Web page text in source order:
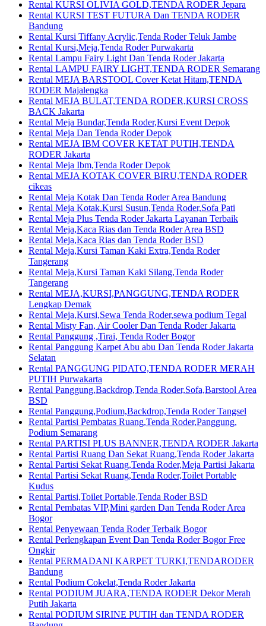
Rental KURSI OLIVIA GOLD,TENDA RODER Jepara
Rental KURSI TEST FUTURA Dan TENDA RODER
Bandung
Rental Kursi Tiffany Acrylic,Tenda Roder Teluk Jambe
Rental Kursi,Meja,Tenda Roder Purwakarta
Rental Lampu Fairy Light Dan Tenda Roder Jakarta
Rental LAMPU FAIRY LIGHT,TENDA RODER Semarang
Rental MEJA BARSTOOL Cover Ketat Hitam,TENDA
RODER Majalengka
Rental MEJA BULAT,TENDA RODER,KURSI CROSS
BACK Jakarta
Rental Meja Bundar,Tenda Roder,Kursi Event Depok
Rental Meja Dan Tenda Roder Depok
Rental MEJA IBM COVER KETAT PUTIH,TENDA
RODER Jakarta
Rental Meja Ibm,Tenda Roder Depok
Rental MEJA KOTAK COVER BIRU,TENDA RODER
cikeas
Rental Meja Kotak Dan Tenda Roder Area Bandung
Rental Meja Kotak,Kursi Susun,Tenda Roder,Sofa Pati
Rental Meja Plus Tenda Roder Jakarta Layanan Terbaik
Rental Meja,Kaca Rias dan Tenda Roder Area BSD
Rental Meja,Kaca Rias dan Tenda Roder BSD
Rental Meja,Kursi Taman Kaki Extra,Tenda Roder
Tangerang
Rental Meja,Kursi Taman Kaki Silang,Tenda Roder
Tangerang
Rental MEJA,KURSI,PANGGUNG,TENDA RODER
Lengkap Demak
Rental Meja,Kursi,Sewa Tenda Roder,sewa podium Tegal
Rental Misty Fan, Air Cooler Dan Tenda Roder Jakarta
Rental Panggung ,Tirai, Tenda Roder Bogor
Rental Panggung Karpet Abu abu Dan Tenda Roder Jakarta
Selatan
Rental PANGGUNG PIDATO,TENDA RODER MERAH
PUTIH Purwakarta
Rental Panggung,Backdrop,Tenda Roder,Sofa,Barstool Area
BSD
Rental Panggung,Podium,Backdrop,Tenda Roder Tangsel
Rental Partisi Pembatas Ruang,Tenda Roder,Panggung,
Podium Semarang
Rental PARTISI PLUS BANNER,TENDA RODER Jakarta
Rental Partisi Ruang Dan Sekat Ruang,Tenda Roder Jakarta
Rental Partisi Sekat Ruang,Tenda Roder,Meja Partisi Jakarta
Rental Partisi Sekat Ruang,Tenda Roder,Toilet Portable
Kudus
Rental Partisi,Toilet Portable,Tenda Roder BSD
Rental Pembatas VIP,Mini garden Dan Tenda Roder Area
Bogor
Rental Penyewaan Tenda Roder Terbaik Bogor
Rental Perlengkapan Event Dan Tenda Roder Bogor Free
Ongkir
Rental PERMADANI KARPET TURKI,TENDARODER
Bandung
Rental Podium Cokelat,Tenda Roder Jakarta
Rental PODIUM JUARA,TENDA RODER Dekor Merah
Putih Jakarta
Rental PODIUM SIRINE PUTIH dan TENDA RODER